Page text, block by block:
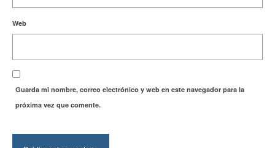
Web
Guarda mi nombre, correo electrónico y web en este navegador para la
próxima vez que comente.